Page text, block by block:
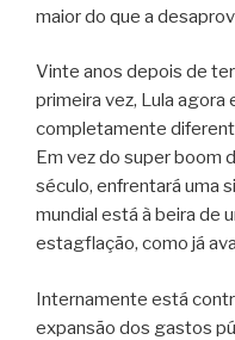
maior do que a
Vinte anos depois de
primeira vez, Lula agora
completamente
Em vez do super boom
século, enfrentará uma
mundial está à beira de
estagflação, como já
Internamente está
expansão dos gastos